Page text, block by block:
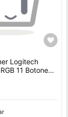
Logitech
11 Botones